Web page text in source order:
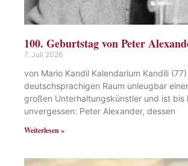
100. Geburtstag von Peter
7. Juli 2026
von Mario Kandil Kalendarium Kandili
deutschsprachigen Raum unleugbar
großen Unterhaltungskünstler und ist bis
unvergessen: Peter Alexander, dessen
Weiterlesen »